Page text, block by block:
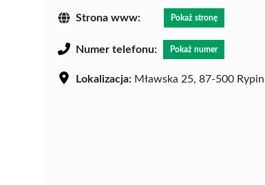
Strona www: Pokaż stronę
Numer telefonu: Pokaż numer
Lokalizacja: Mławska 25, 87-500 Rypin